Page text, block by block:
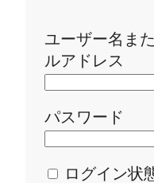
ユーザー名ま
ルアドレス
パスワード
ログイン状